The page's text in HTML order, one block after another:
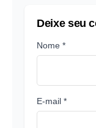
Deixe seu
Nome *
E-mail *